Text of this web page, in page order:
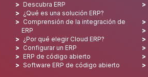
Descubra ERP
¿Qué es una solución ERP?
Comprensión de la integración de
ERP
¿Por qué elegir Cloud ERP?
Configurar un ERP
ERP de código abierto
Software ERP de código abierto